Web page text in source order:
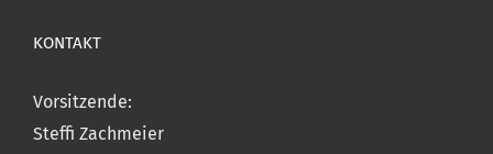
KONTAKT
Vorsitzende:
Steffi Zachmeier